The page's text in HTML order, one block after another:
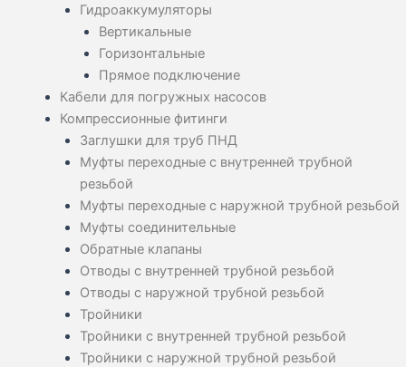
Гидроаккумуляторы
Вертикальные
Горизонтальные
Прямое подключение
Кабели для погружных насосов
Компрессионные фитинги
Заглушки для труб ПНД
Муфты переходные с внутренней трубной
резьбой
Муфты переходные с наружной трубной резьбой
Муфты соединительные
Обратные клапаны
Отводы с внутренней трубной резьбой
Отводы с наружной трубной резьбой
Тройники
Тройники с внутренней трубной резьбой
Тройники с наружной трубной резьбой